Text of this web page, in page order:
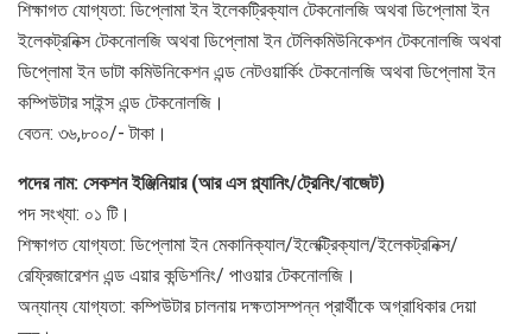
শিক্ষাগত যোগ্যতা: ডিপ্লোমা ইন ইলেকট্রিক্যাল টেকনোলজি অথবা ডিপ্লোমা ইন
ইলেকট্রনিক্স টেকনোলজি অথবা ডিপ্লোমা ইন টেলিকমিউনিকেশন টেকনোলজি অথবা
ডিপ্লোমা ইন ডাটা কমিউনিকেশন এন্ড নেটওয়ার্কিং টেকনোলজি অথবা ডিপ্লোমা ইন
কম্পিউটার সাইন্স এন্ড টেকনোলজি।
বেতন: ৩৬,৮০০/- টাকা।
পদের নাম: সেকশন ইঞ্জিনিয়ার (আর এস প্ল্যানিং/ট্রেনিং/বাজেট)
পদ সংখ্যা: ০১ টি।
শিক্ষাগত যোগ্যতা: ডিপ্লোমা ইন মেকানিক্যাল/ইলেক্ট্রিক্যাল/ইলেকট্রনিক্স/
রেফ্রিজারেশন এন্ড এয়ার কন্ডিশনিং/ পাওয়ার টেকনোলজি।
অন্যান্য যোগ্যতা: কম্পিউটার চালনায় দক্ষতাসম্পন্ন প্রার্থীকে অগ্রাধিকার দেয়া